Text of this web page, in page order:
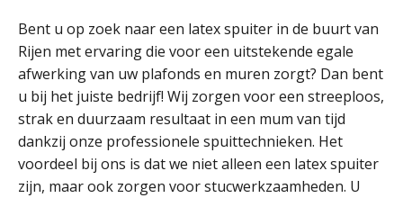
Bent u op zoek naar een latex spuiter in de buurt van
Rijen met ervaring die voor een uitstekende egale
afwerking van uw plafonds en muren zorgt? Dan bent
u bij het juiste bedrijf! Wij zorgen voor een streeploos,
strak en duurzaam resultaat in een mum van tijd
dankzij onze professionele spuittechnieken. Het
voordeel bij ons is dat we niet alleen een latex spuiter
zijn, maar ook zorgen voor stucwerkzaamheden. U